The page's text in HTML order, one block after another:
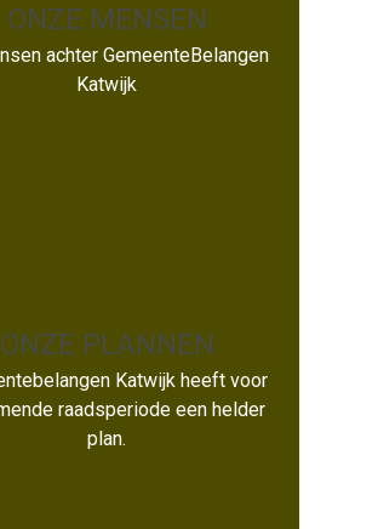
ONZE MENSEN
achter GemeenteBelangen
Katwijk
ONZE MENSEN
ONZE PLANNEN
Katwijk heeft voor
raadsperiode een helder
plan.
ONZE PLANNEN